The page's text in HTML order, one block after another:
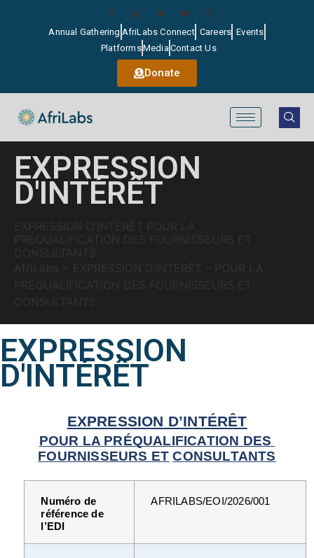
Annual Gathering AfriLabs Connect Careers Events
PlatformsMediaContact Us
Donate
EXPRESSION
D'INTÉRÊT
EXPRESSION
D'INTÉRÊT
EXPRESSION D’INTÉRÊT
POUR LA PRÉQUALIFICATION DES
FOURNISSEURS ET CONSULTANTS
Numéro de
référence de
l’EDI
AFRILABS/EOI/2026/001